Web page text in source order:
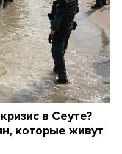
в Сеуте?
которые живут